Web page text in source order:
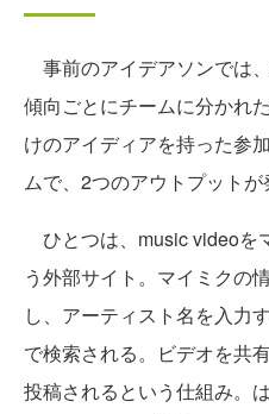
事前のアイデアソンでは
傾向ごとにチームに分かれ
けのアイディアを持った参
ムで、2つのアウトプットが
ひとつは、music videoを
う外部サイト。マイミクの
し、アーティスト名を入力
で検索される。ビデオを共
投稿されるという仕組み。